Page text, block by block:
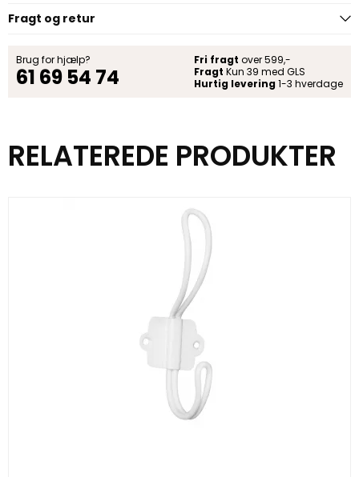
Fragt og retur
Brug for hjælp?
61 69 54 74
Fri fragt over 599,-
Fragt Kun 39 med GLS
Hurtig levering 1-3 hverdage
RELATEREDE PRODUKTER